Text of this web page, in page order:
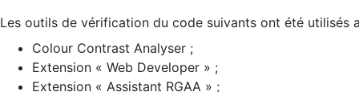
Les outils de vérification du code suivants ont été utilisés
Colour Contrast Analyser ;
Extension « Web Developer » ;
Extension « Assistant RGAA » ;